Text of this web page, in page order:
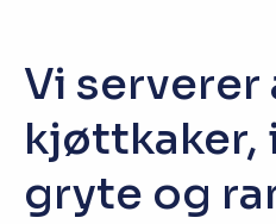
Vi serverer
kjøttkaker,
gryte og